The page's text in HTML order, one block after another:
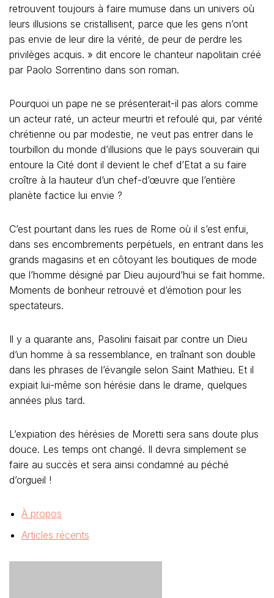
retrouvent toujours à faire mumuse dans un univers où
leurs illusions se cristallisent, parce que les gens n’ont
pas envie de leur dire la vérité, de peur de perdre les
privilèges acquis. » dit encore le chanteur napolitain créé
par Paolo Sorrentino dans son roman.
Pourquoi un pape ne se présenterait-il pas alors comme
un acteur raté, un acteur meurtri et refoulé qui, par vérité
chrétienne ou par modestie, ne veut pas entrer dans le
tourbillon du monde d’illusions que le pays souverain qui
entoure la Cité dont il devient le chef d’Etat a su faire
croître à la hauteur d’un chef-d’œuvre que l’entière
planète factice lui envie ?
C’est pourtant dans les rues de Rome où il s’est enfui,
dans ses encombrements perpétuels, en entrant dans les
grands magasins et en côtoyant les boutiques de mode
que l’homme désigné par Dieu aujourd’hui se fait homme.
Moments de bonheur retrouvé et d’émotion pour les
spectateurs.
Il y a quarante ans, Pasolini faisait par contre un Dieu
d’un homme à sa ressemblance, en traînant son double
dans les phrases de l’évangile selon Saint Mathieu. Et il
expiait lui-même son hérésie dans le drame, quelques
années plus tard.
L’expiation des hérésies de Moretti sera sans doute plus
douce. Les temps ont changé. Il devra simplement se
faire au succès et sera ainsi condamné au péché
d’orgueil !
À propos
Articles récents